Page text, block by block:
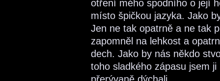
otření mého spodního o její
místo špičkou jazyka. Jako
Jen ne tak opatrně a ne tak
zapomněl na lehkost a
dech. Jako by nás někdo
toho sladkého zápasu jsem